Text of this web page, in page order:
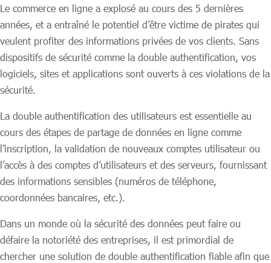
Le commerce en ligne a explosé au cours des 5 dernières
années, et a entraîné le potentiel d’être victime de pirates qui
veulent profiter des informations privées de vos clients. Sans
dispositifs de sécurité comme la double authentification, vos
logiciels, sites et applications sont ouverts à ces violations de la
sécurité.
La double authentification des utilisateurs est essentielle au
cours des étapes de partage de données en ligne comme
l’inscription, la validation de nouveaux comptes utilisateur ou
l’accès à des comptes d’utilisateurs et des serveurs, fournissant
des informations sensibles (numéros de téléphone,
coordonnées bancaires, etc.).
Dans un monde où la sécurité des données peut faire ou
défaire la notoriété des entreprises, il est primordial de
chercher une solution de double authentification fiable afin que